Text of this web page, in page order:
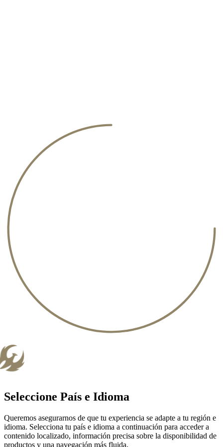
Seleccione País e Idioma
Queremos asegurarnos de que tu experiencia se adapte a tu región e
idioma. Selecciona tu país e idioma a continuación para acceder a
contenido localizado, información precisa sobre la disponibilidad de
productos y una navegación más fluida.